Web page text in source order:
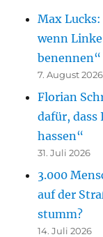
Max Lucks:
wenn
benennen“
7. August 2026
Florian
dafür, dass
hassen“
31. Juli 2026
3.000
auf der
stumm?
14. Juli 2026